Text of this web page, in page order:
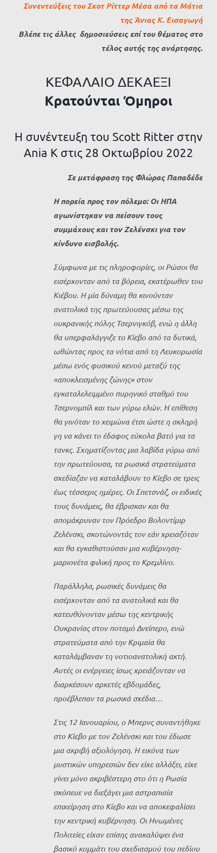
Συνεντεύξεις του Σκοτ Ρίττερ Μέσα από τα Μάτια
της Άνιας Κ. Εισαγωγή
Βλέπε τις άλλες δημοσιεύσεις επί του θέματος στο
τέλος αυτής της ανάρτησης.
ΚΕΦΑΛΑΙΟ ΔΕΚΑΕΞΙ
Κρατούνται Όμηροι
Η συνέντευξη του Scott Ritter στην
Ania K στις 28 Οκτωβρίου 2022
Σε μετάφραση της Φλώρας Παπαδέδε
Η πορεία προς τον πόλεμο: Οι ΗΠΑ
αγωνίστηκαν να πείσουν τους
συμμάχους και τον Ζελένσκι για τον
κίνδυνο εισβολής.
Σύμφωνα με τις πληροφορίες, οι Ρώσοι θα
εισέρχονταν από τα βόρεια, εκατέρωθεν του
Κιέβου. Η μία δύναμη θα κινούνταν
ανατολικά της πρωτεύουσας μέσω της
ουκρανικής πόλης Τσερνιγκόβ, ενώ η άλλη
θα υπερφαλάγγιζε το Κίεβο από τα δυτικά,
ωθώντας προς τα νότια από τη Λευκορωσία
μέσω ενός φυσικού κενού μεταξύ της
«αποκλεισμένης ζώνης» στον
εγκαταλελειμμένο πυρηνικό σταθμό του
Τσερνομπίλ και των γύρω ελών. Η επίθεση
θα γινόταν το χειμώνα έτσι ώστε η σκληρή
γη να κάνει το έδαφος εύκολα βατό για τα
τανκς. Σχηματίζοντας μια λαβίδα γύρω από
την πρωτεύουσα, τα ρωσικά στρατεύματα
σχεδίαζαν να καταλάβουν το Κίεβο σε τρεις
έως τέσσερις ημέρες. Οι Σπετσνάζ, οι ειδικές
τους δυνάμεις, θα έβρισκαν και θα
απομάκρυναν τον Πρόεδρο Βολοντίμιρ
Ζελένσκι, σκοτώνοντάς τον εάν χρειαζόταν
και θα εγκαθιστούσαν μια κυβέρνηση-
μαριονέτα φιλική προς το Κρεμλίνο.
Παράλληλα, ρωσικές δυνάμεις θα
εισέρχονταν από τα ανατολικά και θα
κατευθύνονταν μέσω της κεντρικής
Ουκρανίας στον ποταμό Δνείπερο, ενώ
στρατεύματα από την Κριμαία θα
καταλάμβαναν τη νοτιοανατολική ακτή.
Αυτές οι ενέργειες ίσως χρειάζονταν να
διαρκέσουν αρκετές εβδομάδες,
προέβλεπαν τα ρωσικά σχέδια…
Στις 12 Ιανουαρίου, ο Μπερνς συναντήθηκε
στο Κίεβο με τον Ζελένσκι και του έδωσε
μια ακριβή αξιολόγηση. Η εικόνα των
μυστικών υπηρεσιών δεν είχε αλλάξει, είχε
γίνει μόνο ακριβέστερη στο ότι η Ρωσία
σκόπευε να διεξάγει μια αστραπιαία
επιχείρηση στο Κίεβο και να αποκεφαλίσει
την κεντρική κυβέρνηση. Οι Ηνωμένες
Πολιτείες είχαν επίσης ανακαλύψει ένα
βασικό κομμάτι του σχεδιασμού του πεδίου